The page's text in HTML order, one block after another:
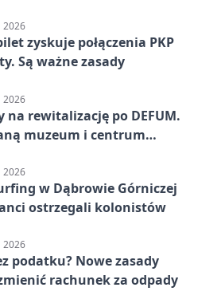
2026
zyskuje połączenia PKP
Są ważne zasady
2026
na rewitalizację po DEFUM.
muzeum i centrum
2026
w Dąbrowie Górniczej
ostrzegali kolonistów
2026
podatku? Nowe zasady
rachunek za odpady